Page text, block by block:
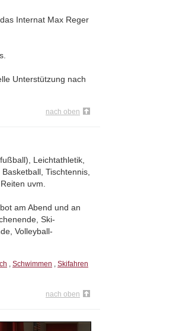
Internat Max Reger
Unterstützung nach
nach oben
Leichtathletik,
Tischtennis,
uvm.
am Abend und an
Ski-
Volleyball-
, Schwimmen , Skifahren
nach oben